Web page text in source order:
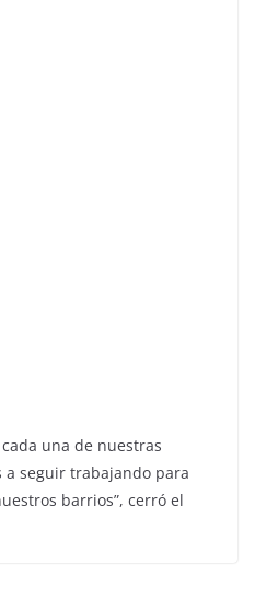
una de nuestras
a seguir trabajando para
barrios”, cerró el